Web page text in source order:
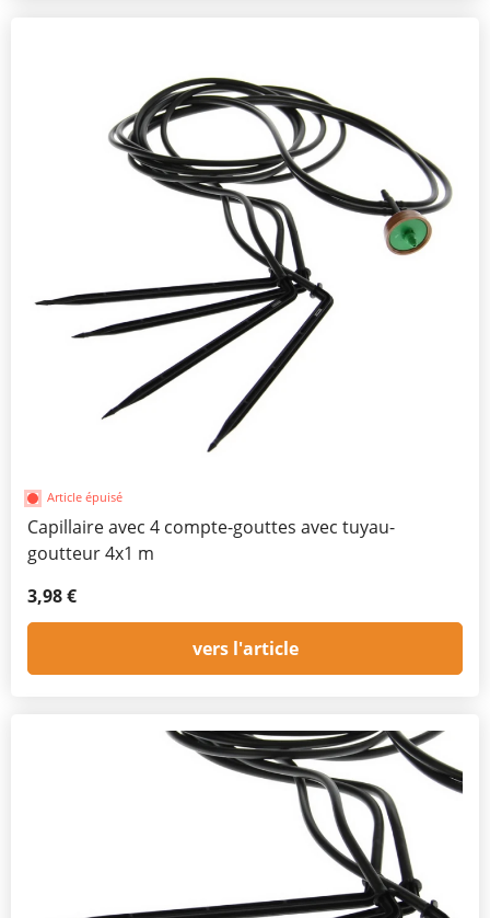
Article épuisé
Capillaire avec 4 compte-gouttes avec tuyau-
goutteur 4x1 m
3,98 €
vers l'article